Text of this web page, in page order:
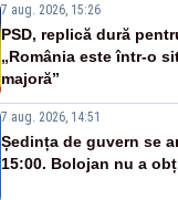
7 aug. 2026, 15:26
PSD, replică dură
„România este într-o
majoră”
7 aug. 2026, 14:51
Ședința de guvern se
15:00. Bolojan nu a